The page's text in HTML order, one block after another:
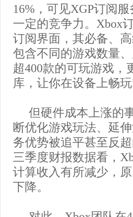
16%，可见XGP订阅
一定的竞争力。Xbox
订阅界面，其必备、
包含不同的游戏数量
超400款的可玩游戏，
库，让你在设备上畅
但硬件成本上涨的
断优化游戏玩法、延
务优势被追平甚至反
三季度财报数据看，
计算收入有所减少，
下降。